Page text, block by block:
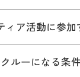
ィア活動に参加
ルーになる条